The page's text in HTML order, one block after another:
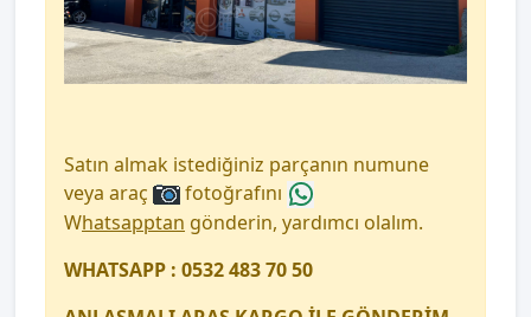
Satın almak istediğiniz parçanın numune
veya araç
fotoğrafını
Whatsapptan gönderin, yardımcı olalım.
WHATSAPP : 0532 483 70 50